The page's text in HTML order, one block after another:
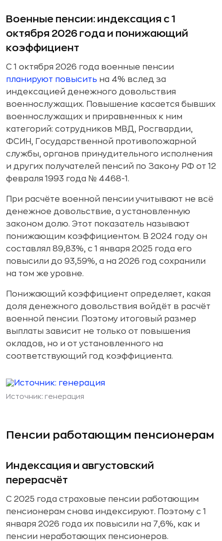
Военные пенсии: индексация с 1
октября 2026 года и понижающий
коэффициент
С 1 октября 2026 года военные пенсии
планируют повысить на 4% вслед за
индексацией денежного довольствия
военнослужащих. Повышение касается бывших
военнослужащих и приравненных к ним
категорий: сотрудников МВД, Росгвардии,
ФСИН, Государственной противопожарной
службы, органов принудительного исполнения
и других получателей пенсий по Закону РФ от 12
февраля 1993 года № 4468-1.
При расчёте военной пенсии учитывают не всё
денежное довольствие, а установленную
законом долю. Этот показатель называют
понижающим коэффициентом. В 2024 году он
составлял 89,83%, с 1 января 2025 года его
повысили до 93,59%, а на 2026 год сохранили
на том же уровне.
Понижающий коэффициент определяет, какая
доля денежного довольствия войдёт в расчёт
военной пенсии. Поэтому итоговый размер
выплаты зависит не только от повышения
окладов, но и от установленного на
соответствующий год коэффициента.
Источник: генерация
Пенсии работающим пенсионерам
Индексация и августовский
перерасчёт
С 2025 года страховые пенсии работающим
пенсионерам снова индексируют. Поэтому с 1
января 2026 года их повысили на 7,6%, как и
пенсии неработающих пенсионеров.